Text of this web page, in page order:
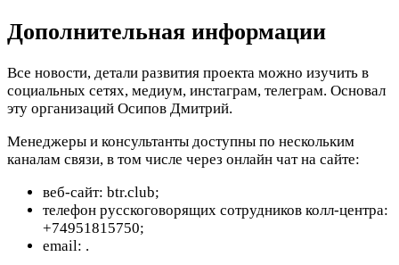
Дополнительная информации
Все новости, детали развития проекта можно изучить в
социальных сетях, медиум, инстаграм, телеграм. Основал
эту организаций Осипов Дмитрий.
Менеджеры и консультанты доступны по нескольким
каналам связи, в том числе через онлайн чат на сайте:
веб-сайт: btr.club;
телефон русскоговорящих сотрудников колл-центра:
+74951815750;
email: .